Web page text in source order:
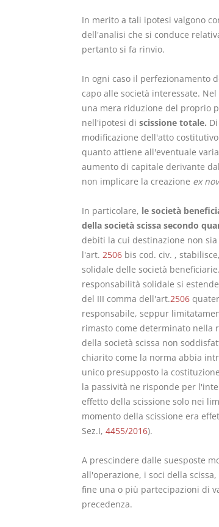
In merito a tali ipotesi valgono
dell'analisi che si conduce
pertanto si fa rinvio.
In ogni caso il perfezionamento
capo alle società interessate. Nel
una mera riduzione del proprio
nell'ipotesi di scissione totale.
modificazione dell'atto
quanto attiene all'eventuale
aumento di capitale derivante
non implicare la creazione ex
In particolare, le società
della società scissa secondo
debiti la cui destinazione non
l'art. 2506bis cod. civ. ,
solidale delle società
responsabilità solidale si
del III comma dell'art.2506quater
responsabile, seppur
rimasto come determinato nella
della società scissa non
chiarito come la norma abbia
unico presupposto la
la passività ne risponde per
effetto della scissione solo nei
momento della scissione era
Sez.I, 4455/2016).
A prescindere dalle suesposte
all'operazione, i soci della
fine una o più partecipazioni di
precedenza.